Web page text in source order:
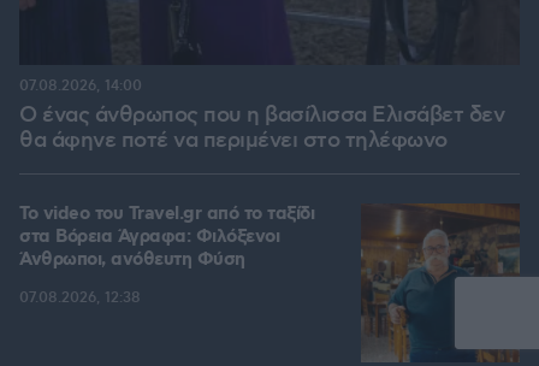
Ο ένας άνθρωπος που η βασίλισσα Ελισάβετ δεν
θα άφηνε ποτέ να περιμένει στο τηλέφωνο
07.08.2026, 14:00
To video του Travel.gr από το ταξίδι
στα Βόρεια Άγραφα: Φιλόξενοι
Άνθρωποι, ανόθευτη Φύση
07.08.2026, 12:38